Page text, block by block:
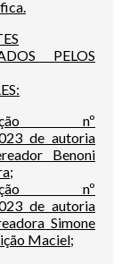
PELOS
nº
de autoria
Benoni
nº
de autoria
Simone
Maciel;